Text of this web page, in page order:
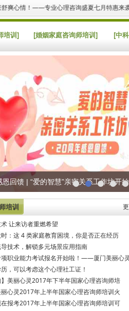
情！——专业心理咨询盛夏七月特惠来袭！4.
培训] [婚姻家庭咨询师培训] [中
next
恩回馈 | “爱的智慧”亲密关系工作坊开
培训
让来访者重燃希望
：这 4 类家庭教育困境，你是否正在经历
技术，解锁多元场景应用指南
职业能力考试报名开始啦！——厦门美丽心灵
，可以考虑这个心理社工证！
】美丽心灵2017年下半年国家心理咨询师培
丽心灵2017年上半年国家心理咨询师培训火
在报考2017年上半年国家心理咨询师培训可